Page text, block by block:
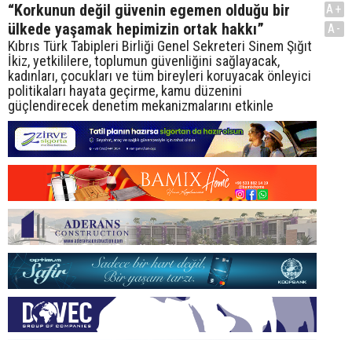
“Korkunun değil güvenin egemen olduğu bir
ülkede yaşamak hepimizin ortak hakkı”
Kıbrıs Türk Tabipleri Birliği Genel Sekreteri Sinem Şığıt
İkiz, yetkililere, toplumun güvenliğini sağlayacak,
kadınları, çocukları ve tüm bireyleri koruyacak önleyici
politikaları hayata geçirme, kamu düzenini
güçlendirecek denetim mekanizmalarını etkinle
A+
A-